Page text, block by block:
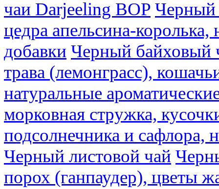
чаи Darjeeling BOP Черный
цедра апельсина-
добавки Черный байховый
трава (лемонграсс),
натуральные
морковная стружка,
подсолнечника и сафлора,
Черный листовой чай
порох (ганпаудер), цветы